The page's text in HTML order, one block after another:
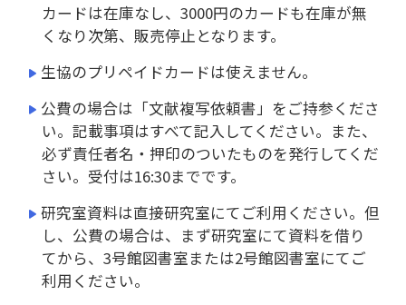
カードは在庫なし、3000円のカードも在庫が無
くなり次第、販売停止となります。
生協のプリペイドカードは使えません。
公費の場合は「文献複写依頼書」をご持参くださ
い。記載事項はすべて記入してください。また、
必ず責任者名・押印のついたものを発行してくだ
さい。受付は16:30までです。
研究室資料は直接研究室にてご利用ください。但
し、公費の場合は、まず研究室にて資料を借り
てから、3号館図書室または2号館図書室にてご
利用ください。